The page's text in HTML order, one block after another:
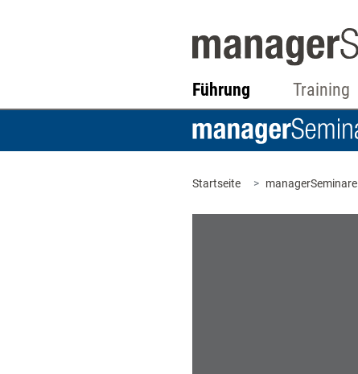
Führung Training
Startseite managerSeminare